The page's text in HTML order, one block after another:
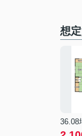
想
36.08